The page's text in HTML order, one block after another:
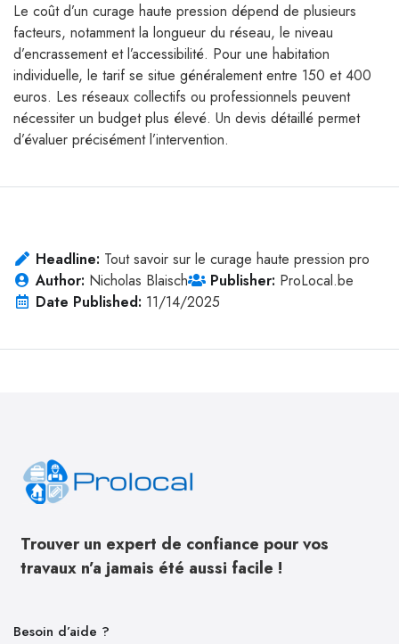
Le coût d’un curage haute pression dépend de plusieurs
facteurs, notamment la longueur du réseau, le niveau
d’encrassement et l’accessibilité. Pour une habitation
individuelle, le tarif se situe généralement entre 150 et 400
euros. Les réseaux collectifs ou professionnels peuvent
nécessiter un budget plus élevé. Un devis détaillé permet
d’évaluer précisément l’intervention.
Headline: Tout savoir sur le curage haute pression pro
Author: Nicholas Blaisch Publisher: ProLocal.be
Date Published: 11/14/2025
Trouver un expert de confiance pour vos
travaux n’a jamais été aussi facile !
Besoin d’aide ?